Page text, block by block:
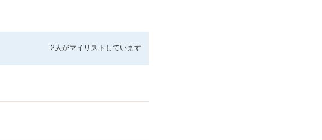
2人がマイリストしています